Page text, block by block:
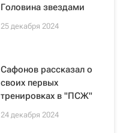
Головина звездами
25 декабря 2024
Сафонов рассказал о
своих первых
тренировках в "ПСЖ"
24 декабря 2024